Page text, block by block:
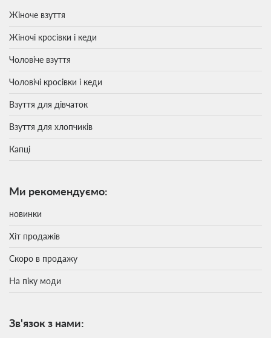
Жіноче взуття
Жіночі кросівки і кеди
Чоловіче взуття
Чоловічі кросівки і кеди
Взуття для дівчаток
Взуття для хлопчиків
Капці
Ми рекомендуємо:
новинки
Хіт продажів
Скоро в продажу
На піку моди
Зв'язок з нами: